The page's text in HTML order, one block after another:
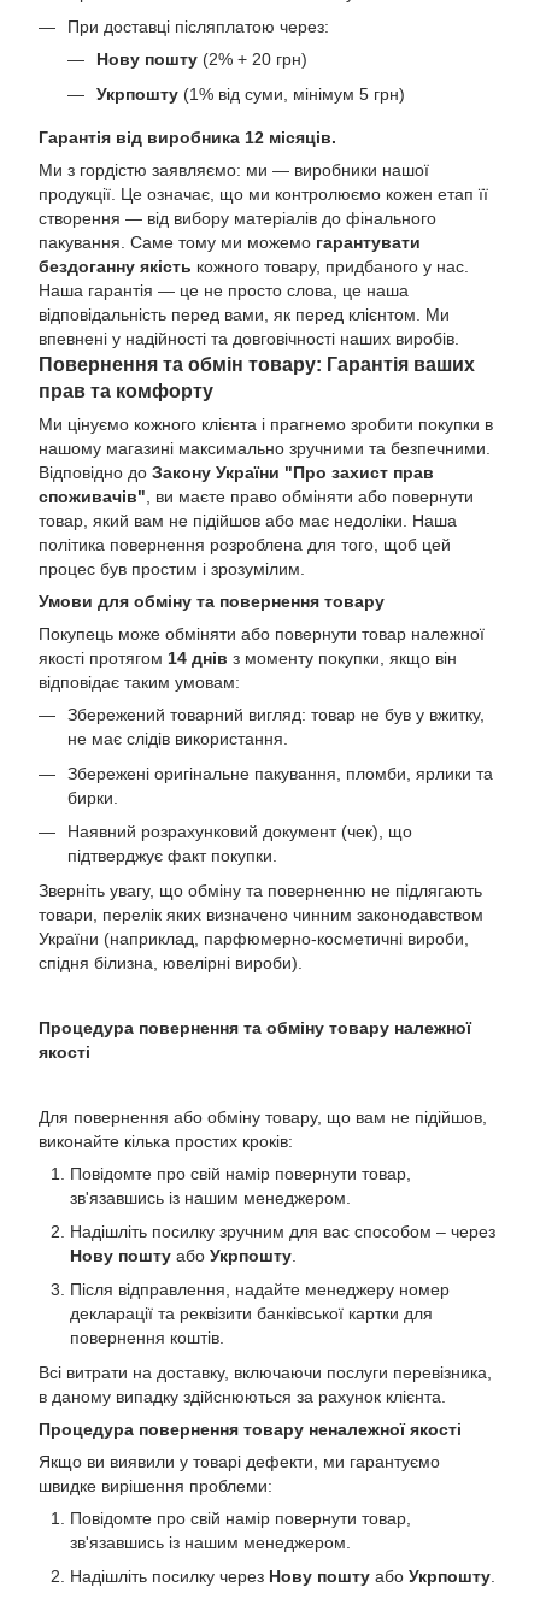
При доставці післяплатою через:
Нову пошту (2% + 20 грн)
Укрпошту (1% від суми, мінімум 5 грн)
Гарантія від виробника 12 місяців.
Ми з гордістю заявляємо: ми — виробники нашої
продукції. Це означає, що ми контролюємо кожен етап її
створення — від вибору матеріалів до фінального
пакування. Саме тому ми можемо гарантувати
бездоганну якість кожного товару, придбаного у нас.
Наша гарантія — це не просто слова, це наша
відповідальність перед вами, як перед клієнтом. Ми
впевнені у надійності та довговічності наших виробів.
Повернення та обмін товару: Гарантія ваших
прав та комфорту
Ми цінуємо кожного клієнта і прагнемо зробити покупки в
нашому магазині максимально зручними та безпечними.
Відповідно до Закону України "Про захист прав
споживачів", ви маєте право обміняти або повернути
товар, який вам не підійшов або має недоліки. Наша
політика повернення розроблена для того, щоб цей
процес був простим і зрозумілим.
Умови для обміну та повернення товару
Покупець може обміняти або повернути товар належної
якості протягом 14 днів з моменту покупки, якщо він
відповідає таким умовам:
Збережений товарний вигляд: товар не був у вжитку,
не має слідів використання.
Збережені оригінальне пакування, пломби, ярлики та
бирки.
Наявний розрахунковий документ (чек), що
підтверджує факт покупки.
Зверніть увагу, що обміну та поверненню не підлягають
товари, перелік яких визначено чинним законодавством
України (наприклад, парфюмерно-косметичні вироби,
спідня білизна, ювелірні вироби).
Процедура повернення та обміну товару належної
якості
Для повернення або обміну товару, що вам не підійшов,
виконайте кілька простих кроків:
Повідомте про свій намір повернути товар,
зв'язавшись із нашим менеджером.
Надішліть посилку зручним для вас способом – через
Нову пошту або Укрпошту
Після відправлення, надайте менеджеру номер
декларації та реквізити банківської картки для
повернення коштів.
Всі витрати на доставку, включаючи послуги перевізника,
в даному випадку здійснюються за рахунок клієнта.
Процедура повернення товару неналежної якості
Якщо ви виявили у товарі дефекти, ми гарантуємо
швидке вирішення проблеми:
Повідомте про свій намір повернути товар,
зв'язавшись із нашим менеджером.
Надішліть посилку через Нову пошту або Укрпошту